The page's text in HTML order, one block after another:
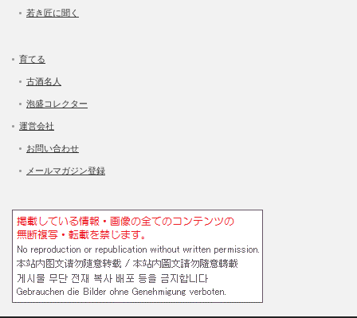
若き匠に聞く
育てる
古酒名人
泡盛コレクター
運営会社
お問い合わせ
メールマガジン登録